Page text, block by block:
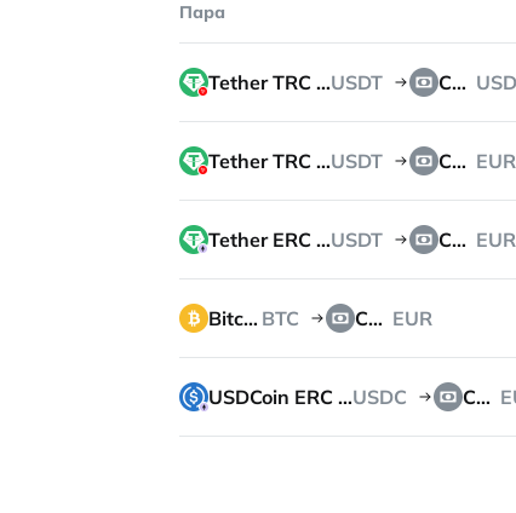
Пара
Tether TRC 20USDT Cash USD
Tether TRC 20USDT Cash EUR
Tether ERC 20USDT Cash EUR
Bitcoin BTC Cash EUR
USDCoin ERC 20USDC Cash